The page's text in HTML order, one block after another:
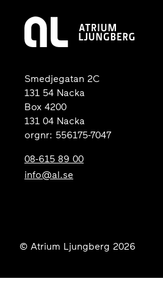
Smedjegatan 2C
131 54 Nacka
Box 4200
131 04 Nacka
orgnr: 556175-7047
08-615 89 00
info@al.se
© Atrium Ljungberg 2026